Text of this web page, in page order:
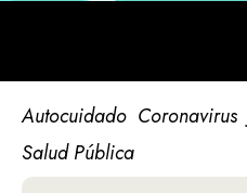
Autocuidado Coronavirus
Salud Pública